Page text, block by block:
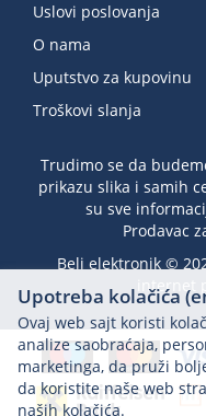
Uslovi poslovanja
O nama
Uputstvo za kupovinu
Troškovi slanja
Trudimo se da
prikazu slika i samih
su sve
Prodavac
Beli elektronik ©
internet
Upotreba kolačića
Ovaj web sajt koristi
analize saobraćaja,
marketinga, da pruži
da koristite naše web
naših kolačića.